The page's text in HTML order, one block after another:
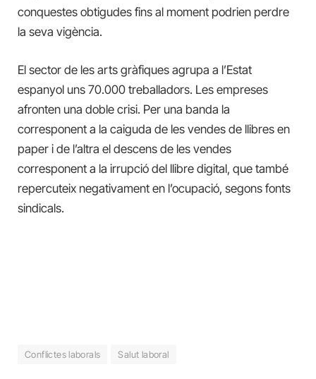
conquestes obtigudes fins al moment podrien perdre
la seva vigència.
El sector de les arts gràfiques agrupa a l’Estat
espanyol uns 70.000 treballadors. Les empreses
afronten una doble crisi. Per una banda la
corresponent a la caiguda de les vendes de llibres en
paper i de l’altra el descens de les vendes
corresponent a la irrupció del llibre digital, que també
repercuteix negativament en l’ocupació, segons fonts
sindicals.
Conflictes laborals Salut laboral